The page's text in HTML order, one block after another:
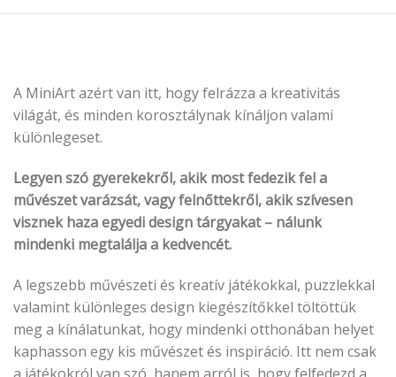
A MiniArt azért van itt, hogy felrázza a kreativitás
világát, és minden korosztálynak kínáljon valami
különlegeset.
Legyen szó gyerekekről, akik most fedezik fel a
művészet varázsát, vagy felnőttekről, akik szívesen
visznek haza egyedi design tárgyakat – nálunk
mindenki megtalálja a kedvencét.
A legszebb művészeti és kreatív játékokkal, puzzlekkal
valamint különleges design kiegészítőkkel töltöttük
meg a kínálatunkat, hogy mindenki otthonában helyet
kaphasson egy kis művészet és inspiráció. Itt nem csak